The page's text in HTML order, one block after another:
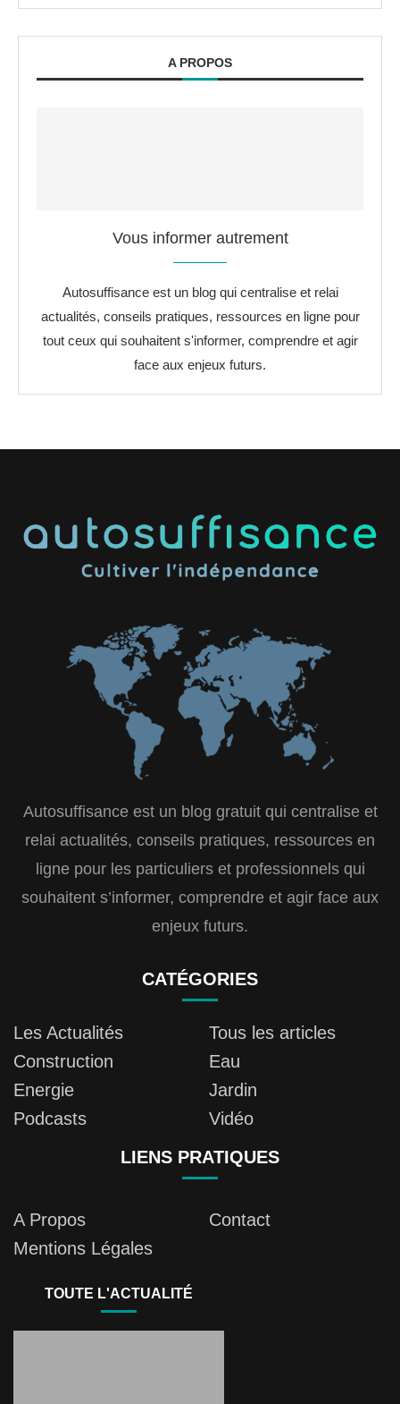
A PROPOS
Vous informer autrement
Autosuffisance est un blog qui centralise et relai
actualités, conseils pratiques, ressources en ligne pour
tout ceux qui souhaitent s'informer, comprendre et agir
face aux enjeux futurs.
Autosuffisance est un blog gratuit qui centralise et
relai actualités, conseils pratiques, ressources en
ligne pour les particuliers et professionnels qui
souhaitent s’informer, comprendre et agir face aux
enjeux futurs.
CATÉGORIES
Les Actualités
Tous les articles
Construction
Eau
Energie
Jardin
Podcasts
Vidéo
LIENS PRATIQUES
A Propos
Contact
Mentions Légales
TOUTE L'ACTUALITÉ